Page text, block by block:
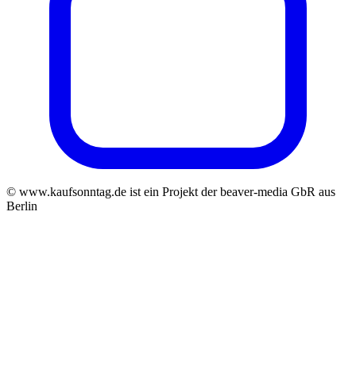
© www.kaufsonntag.de ist ein Projekt der beaver-media GbR aus
Berlin